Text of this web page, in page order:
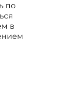
по
в